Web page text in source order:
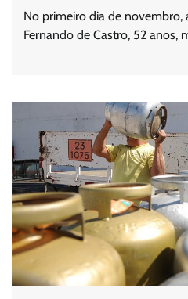
No primeiro dia de
Fernando de Castro, 52 anos,